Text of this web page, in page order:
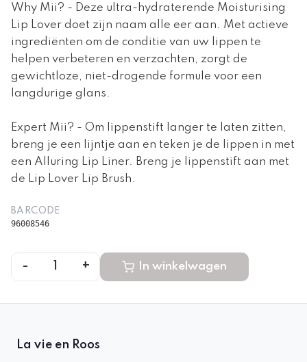
Why Mii? - Deze ultra-hydraterende Moisturising
Lip Lover doet zijn naam alle eer aan. Met actieve
ingrediënten om de conditie van uw lippen te
helpen verbeteren en verzachten, zorgt de
gewichtloze, niet-drogende formule voor een
langdurige glans.
Expert Mii? - Om lippenstift langer te laten zitten,
breng je een lijntje aan en teken je de lippen in met
een Alluring Lip Liner. Breng je lippenstift aan met
de Lip Lover Lip Brush.
BARCODE
96008546
- + In winkelwagen
La vie en Roos